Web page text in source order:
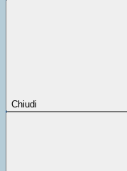
Chiudi